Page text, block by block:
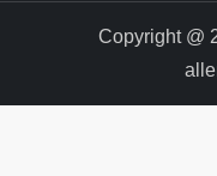
Copyright @